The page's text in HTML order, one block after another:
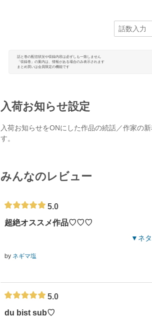
話と巻の配信状況や収録内容は必ずしも一致しません
「収録巻」の案内は、情報がある場合のみ表示されます
まとめ買いは会員限定の機能です
入荷お知らせ設定
入荷お知らせをONにした作品の続話／作家の
す。
みんなのレビュー
5.0
超絶オススメ作品♡♡♡
ネ
by ネギマ塩
5.0
du bist sub♡